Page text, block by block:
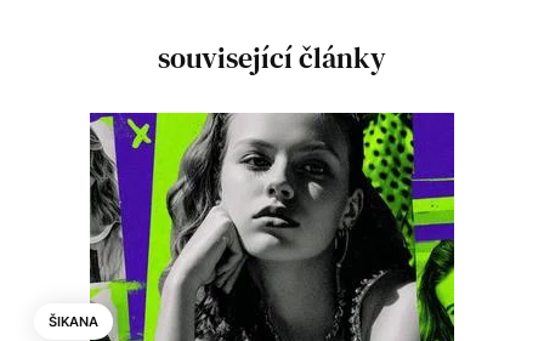
související články
ŠIKANA